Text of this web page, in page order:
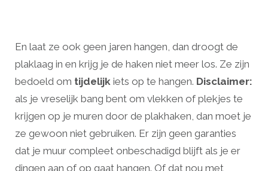
En laat ze ook geen jaren hangen, dan droogt de
plaklaag in en krijg je de haken niet meer los. Ze zijn
bedoeld om tijdelijk iets op te hangen. Disclaimer:
als je vreselijk bang bent om vlekken of plekjes te
krijgen op je muren door de plakhaken, dan moet je
ze gewoon niet gebruiken. Er zijn geen garanties
dat je muur compleet onbeschadigd blijft als je er
dingen aan of op gaat hangen. Of dat nou met